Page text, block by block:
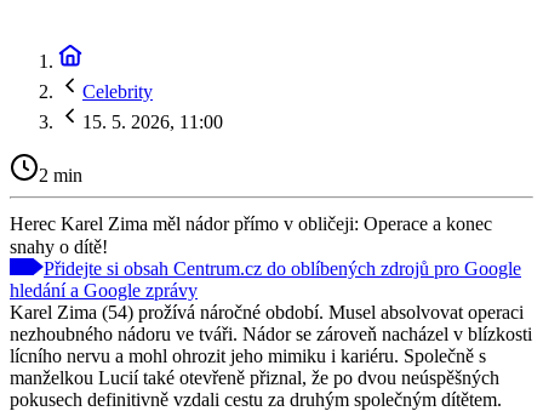
Celebrity
15. 5. 2026, 11:00
2 min
Herec Karel Zima měl nádor přímo v obličeji: Operace a konec
snahy o dítě!
Přidejte si obsah Centrum.cz do oblíbených zdrojů pro Google
hledání a Google zprávy
Karel Zima (54) prožívá náročné období. Musel absolvovat operaci
nezhoubného nádoru ve tváři. Nádor se zároveň nacházel v blízkosti
lícního nervu a mohl ohrozit jeho mimiku i kariéru. Společně s
manželkou Lucií také otevřeně přiznal, že po dvou neúspěšných
pokusech definitivně vzdali cestu za druhým společným dítětem.